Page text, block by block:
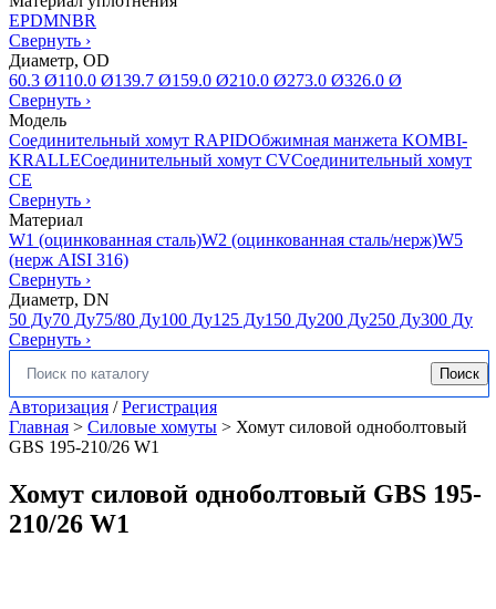
EPDMNBR
Свернуть ›
Диаметр, OD
60.3 Ø110.0 Ø139.7 Ø159.0 Ø210.0 Ø273.0 Ø326.0 Ø
Свернуть ›
Модель
Соединительный хомут RAPIDОбжимная манжета KOMBI-
KRALLEСоединительный хомут CVСоединительный хомут
CE
Свернуть ›
Материал
W1 (оцинкованная сталь)W2 (оцинкованная сталь/нерж)W5
(нерж AISI 316)
Свернуть ›
Диаметр, DN
50 Ду70 Ду75/80 Ду100 Ду125 Ду150 Ду200 Ду250 Ду300 Ду
Свернуть ›
Искать: Поиск
Авторизация /Регистрация
Главная > Силовые хомуты > Хомут силовой одноболтовый
GBS 195-210/26 W1
Хомут силовой одноболтовый GBS 195-
210/26 W1